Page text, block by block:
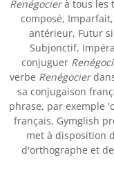
Renégocierà tous les
composé,
antérieur, Futur
Subjonctif,
conjuguer
verbe Renégocier
sa conjugaison
phrase, par exemple
français, Gymglish
met à disposition
d'orthographe et